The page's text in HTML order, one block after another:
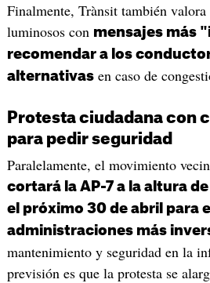
Finalmente, Trànsit también valora
luminosos con mensajes más
recomendar a los
alternativasen caso de
Protesta ciudadana con
para pedir seguridad
Paralelamente, el movimiento
cortará la AP-7 a la altura
el próximo 30 de abril para
administraciones más
mantenimiento y seguridad en la
previsión es que la protesta se